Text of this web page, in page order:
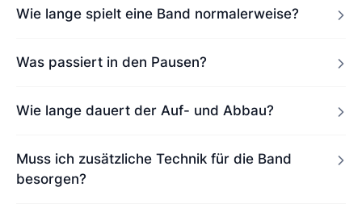
Wie lange spielt eine Band normalerweise?
Was passiert in den Pausen?
Wie lange dauert der Auf- und Abbau?
Muss ich zusätzliche Technik für die Band
besorgen?